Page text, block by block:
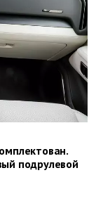
подрулевой